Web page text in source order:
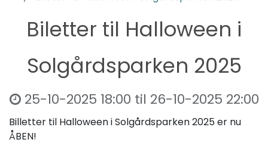
Biletter til Halloween i
Solgårdsparken 2025
25-10-2025 18:00 til 26-10-2025 22:00
Billetter til Halloween i Solgårdsparken 2025 er nu
ÅBEN!